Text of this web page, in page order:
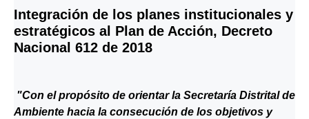
Integración de los planes institucionales y
estratégicos al Plan de Acción, Decreto
Nacional 612 de 2018
"Con el propósito de orientar la Secretaría Distrital de
Ambiente hacia la consecución de los objetivos y